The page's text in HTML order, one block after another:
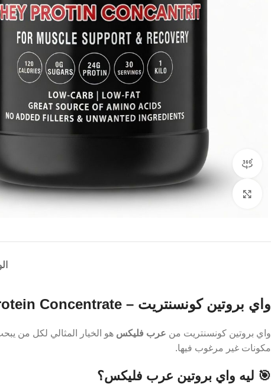
Click to enlarge
واي بروتين كونسنتريت – Whey Protein Concentrate من عرب فليكس
واي بروتين كونسنتريت من عرب فليكس هو الخيار المثالي لكل من
مكونات غير مرغوب فيها.
🎯 ليه واي بروتين عرب فليكس؟